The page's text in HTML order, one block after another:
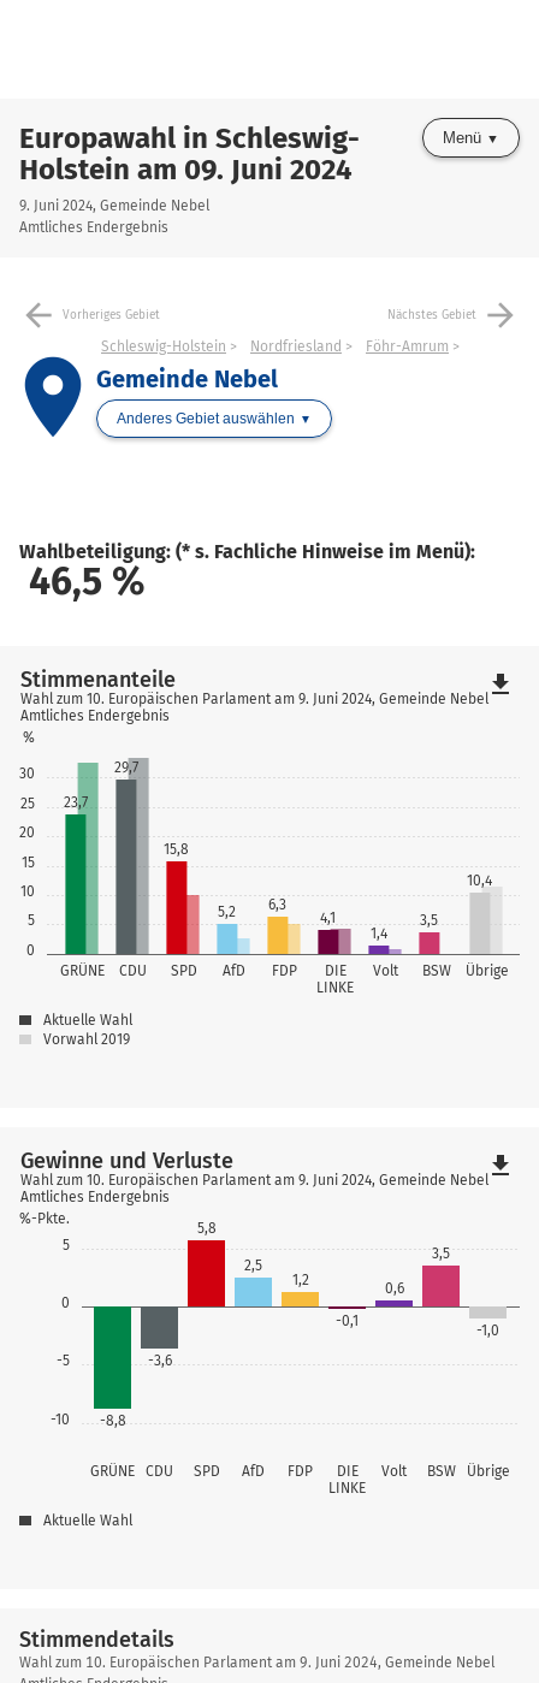
Europawahl in Schleswig-
Holstein am 09. Juni 2024
9. Juni 2024, Gemeinde Nebel
Amtliches Endergebnis
Menü
arrow_back Vorheriges Gebiet Nächstes Gebiet arrow_forward
place
Schleswig-Holstein Nordfriesland Föhr-Amrum
Gemeinde Nebel
Anderes Gebiet auswählen
Wahlbeteiligung: (* s. Fachliche Hinweise im Menü):
46,5 %
0
5
10
15
20
25
30
%
GRÜNE CDU SPD AfD FDP
DIE
LINKE
Volt BSW Übrige
23,7
29,7
15,8
5,2 6,3
4,1
1,4
3,5
10,4
Stimmenanteile
Wahl zum 10. Europäischen Parlament am 9. Juni 2024, Gemeinde Nebel
Amtliches Endergebnis
Aktuelle Wahl
Vorwahl 2019
file_download
-10
-5
0
5
%-Pkte.
GRÜNE CDU SPD AfD FDP
DIE
LINKE
Volt BSW Übrige
-8,8
-3,6
5,8
2,5
1,2
-0,1
0,6
3,5
-1,0
Gewinne und Verluste
Wahl zum 10. Europäischen Parlament am 9. Juni 2024, Gemeinde Nebel
Amtliches Endergebnis
Aktuelle Wahl
file_download
Stimmendetails
Stimmendetails
Wahl zum 10. Europäischen Parlament am 9. Juni 2024, Gemeinde Nebel